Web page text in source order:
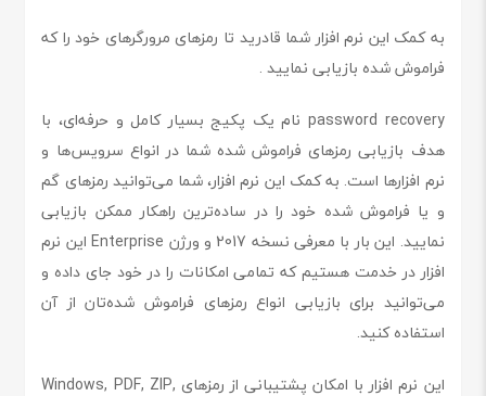
به کمک این نرم افزار شما قادرید تا رمزهای مرورگرهای خود را که
فراموش شده بازیابی نمایید .
password recovery نام یک پکیج بسیار کامل و حرفه‌ای، با
هدف بازیابی رمزهای فراموش شده شما در انواع سرویس‌ها و
نرم افزارها است. به کمک این نرم افزار، شما می‌توانید رمزهای گم
و یا فراموش شده خود را در ساده‌ترین راهکار ممکن بازیابی
نمایید. این بار با معرفی نسخه 2017 و ورژن Enterprise این نرم
افزار در خدمت هستیم که تمامی امکانات را در خود جای داده و
می‌توانید برای بازیابی انواع رمزهای فراموش شده‌تان از آن
استفاده کنید.
این نرم افزار با امکان پشتیبانی از رمزهای Windows, PDF, ZIP,